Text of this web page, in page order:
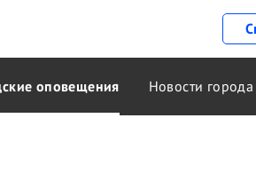
оповещения Новости города